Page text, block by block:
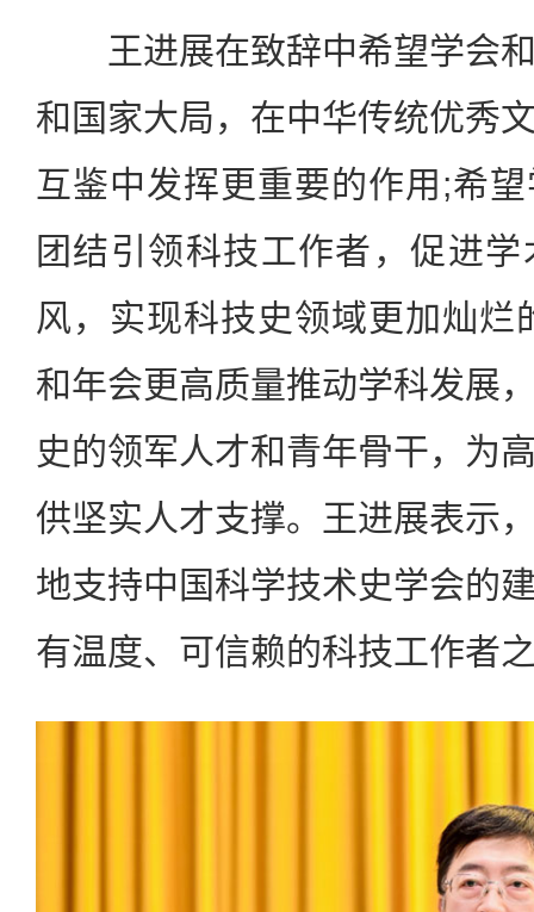
王进展在致辞中希望学会和
和国家大局，在中华传统优秀
互鉴中发挥更重要的作用;希
团结引领科技工作者，促进
风，实现科技史领域更加灿烂
和年会更高质量推动学科发展
史的领军人才和青年骨干，为
供坚实人才支撑。王进展表示
地支持中国科学技术史学会的
有温度、可信赖的科技工作者